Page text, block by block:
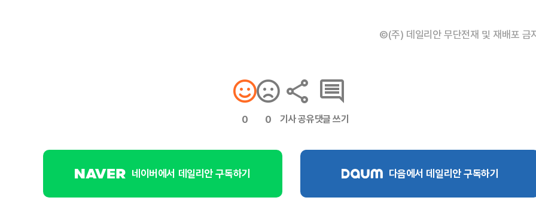
©(주) 데일리안 무단전재 및 재배포 금
0 0 기사 공유댓글 쓰기
네이버에서 데일리안 구독하기 다음에서 데일리안 구독하기